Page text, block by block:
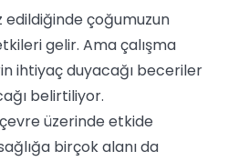
edildiğinde çoğumuzun
gelir. Ama çalışma
ihtiyaç duyacağı beceriler
belirtiliyor.
üzerinde etkide
birçok alanı da